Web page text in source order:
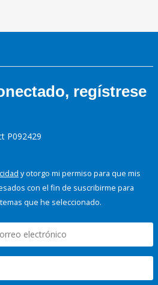
regístrese
P092429
y otorgo mi permiso para que mis
con el fin de suscribirme para
que he seleccionado.